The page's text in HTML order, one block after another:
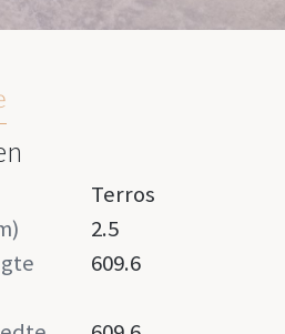
Terros
2.5
609.6